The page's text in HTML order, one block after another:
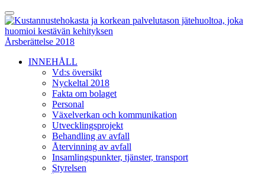
Skip
to
content
Toggle
Menu
Årsberättelse 2018
INNEHÅLL
Vd:s översikt
Nyckeltal 2018
Fakta om bolaget
Personal
Växelverkan och kommunikation
Utvecklingsprojekt
Behandling av avfall
Återvinning av avfall
Insamlingspunkter, tjänster, transport
Styrelsen